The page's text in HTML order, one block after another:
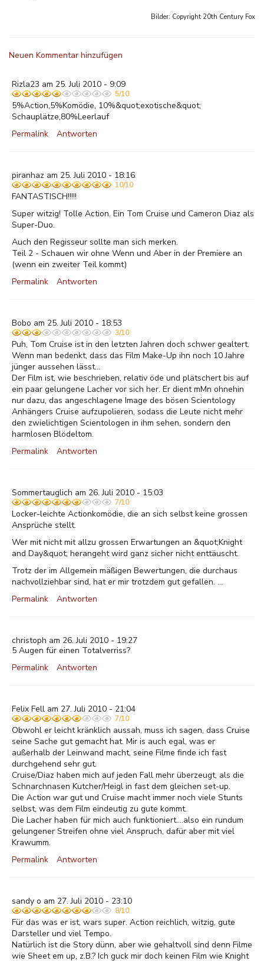
Bilder: Copyright 20th Century Fox
Neuen Kommentar hinzufügen
Rizla23 am 25. Juli 2010 - 9:09
5/10
5%Action,5%Komödie, 10%&quot;exotische&quot;
Schauplätze,80%Leerlauf
Permalink
Antworten
piranhaz am 25. Juli 2010 - 18:16
10/10
FANTASTISCH!!!!!
Super witzig! Tolle Action. Ein Tom Cruise und Cameron Diaz als
Super-Duo.
Auch den Regisseur sollte man sich merken.
Teil 2 - Schauen wir ohne Wenn und Aber in der Premiere an
(wenn ein zweiter Teil kommt)
Permalink
Antworten
Bobo am 25. Juli 2010 - 18:53
3/10
Puh, Tom Cruise ist in den letzten Jahren doch schwer gealtert.
Wenn man bedenkt, dass das Film Make-Up ihn noch 10 Jahre
jünger aussehen lässt...
Der Film ist, wie beschrieben, relativ öde und plätschert bis auf
ein paar gelungene Lacher vor sich her. Er dient mMn ohnehin
nur dazu, das angeschlagene Image des bösen Scientology
Anhängers Cruise aufzupolieren, sodass die Leute nicht mehr
den zwielichtigen Scientologen in ihm sehen, sondern den
harmlosen Blödeltom.
Permalink
Antworten
Sommertauglich am 26. Juli 2010 - 15:03
7/10
Locker-leichte Actionkomödie, die an sich selbst keine grossen
Ansprüche stellt.
Wer mit nicht mit allzu grossen Erwartungen an &quot;Knight
and Day&quot; herangeht wird ganz sicher nicht enttäuscht.
Trotz der im Allgemein mäßigen Bewertungen, die durchaus
nachvollziehbar sind, hat er mir trotzdem gut gefallen. ...
Permalink
Antworten
christoph am 26. Juli 2010 - 19:27
5 Augen für einen Totalverriss?
Permalink
Antworten
Felix Fell am 27. Juli 2010 - 21:04
7/10
Obwohl er leicht kränklich aussah, muss ich sagen, dass Cruise
seine Sache gut gemacht hat. Mir is auch egal, was er
außerhalb der Leinwand macht, seine Filme finde ich fast
durchgehend sehr gut.
Cruise/Diaz haben mich auf jeden Fall mehr überzeugt, als die
Schnarchnasen Kutcher/Heigl in fast dem gleichen set-up.
Die Action war gut und Cruise macht immer noch viele Stunts
selbst, was dem Film eindeutig zu gute kommt.
Die Lacher haben für mich auch funktioniert....also ein rundum
gelungener Streifen ohne viel Anspruch, dafür aber mit viel
Krawumm.
Permalink
Antworten
sandy o am 27. Juli 2010 - 23:10
8/10
Für das was er ist, wars super. Action reichlich, witzig, gute
Darsteller und viel Tempo.
Natürlich ist die Story dünn, aber wie gehaltvoll sind denn Filme
wie Sheet em up, z.B.? Ich guck mir doch keinen Film wie Knight